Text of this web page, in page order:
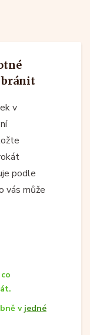
bránit
v
podle
vás může
v jedné